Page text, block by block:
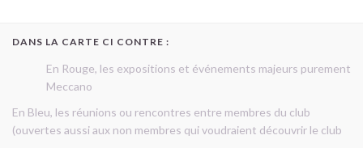
DANS LA CARTE CI CONTRE :
En Rouge, les expositions et événements majeurs purement
Meccano
En Bleu, les réunions ou rencontres entre membres du club
(ouvertes aussi aux non membres qui voudraient découvrir le club